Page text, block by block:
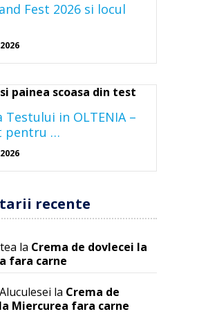
Fest 2026 si locul
Testului in OLTENIA –
pentru …
recente
la Crema de dovlecei la
fara carne
la Crema de
Miercurea fara carne